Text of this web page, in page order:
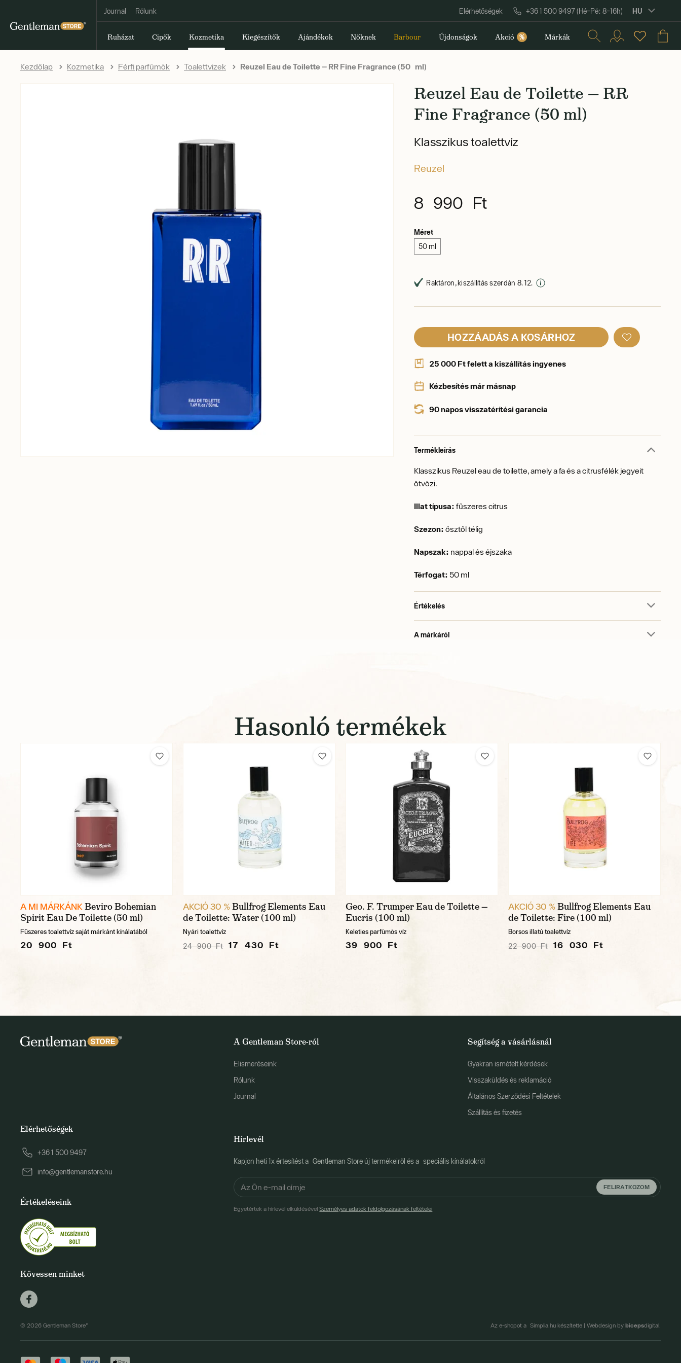
Journal Rólunk Elérhetőségek +36 1 500 9497 (Hé–Pé: 8–16h) HU
Ruházat Cipők Kozmetika Kiegészítők Ajándékok Nőknek Barbour Újdonságok Akció % Márkák
Kezdőlap Kozmetika Férfi parfümök Toalettvizek Reuzel Eau de Toilette — RR Fine Fragrance (50 ml)
Reuzel Eau de Toilette — RR
Fine Fragrance (50 ml)
Klasszikus toalettvíz
Reuzel
8 990 Ft
Méret
50 ml
Raktáron, kiszállítás szerdán 8. 12.
HOZZÁADÁS A KOSÁRHOZ
25 000 Ft felett a kiszállítás ingyenes
Kézbesítés már másnap
90 napos visszatérítési garancia
Termékleírás
Klasszikus Reuzel eau de toilette, amely a fa és a citrusfélék jegyeit
ötvözi.
Illat típusa: fűszeres citrus
Szezon: ősztől télig
Napszak: nappal és éjszaka
Térfogat: 50 ml
Értékelés
A márkáról
Hasonló termékek
A MI MÁRKÁNKBeviro Bohemian
Spirit Eau De Toilette (50 ml)
Fűszeres toalettvíz saját márkánt kínálatából
20 900 Ft
AKCIÓ 30 %Bullfrog Elements Eau
de Toilette: Water (100 ml)
Nyári toalettvíz
24 900 Ft 17 430 Ft
Geo. F. Trumper Eau de Toilette —
Eucris (100 ml)
Keleties parfümös víz
39 900 Ft
AKCIÓ 30 %Bullfrog Elements Eau
de Toilette: Fire (100 ml)
Borsos illatú toalettvíz
22 900 Ft 16 030 Ft
A Gentleman Store-ról
Elismeréseink
Rólunk
Journal
Segítség a vásárlásnál
Gyakran ismételt kérdések
Visszaküldés és reklamáció
Általános Szerződési Feltételek
Szállítás és fizetés
Hírlevél
Kapjon heti 1x értesítést a Gentleman Store új termékeiről és a speciális kínálatokról
FELIRATKOZOM
Egyetértek a hírlevél elküldésévelSzemélyes adatok feldolgozásának feltételei
Elérhetőségek
+36 1 500 9497
info@gentlemanstore.hu
Értékeléseink
Kövessen minket
© 2026 Gentleman Store" Az e-shopot a Simplia.hu készítette | Webdesign by bicepsdigital.